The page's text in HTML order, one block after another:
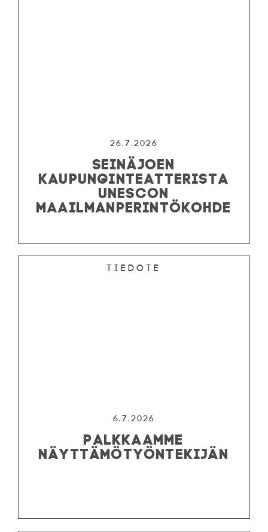
26.7.2026
SEINÄJOEN
KAUPUNGINTEATTERISTA
UNESCON
MAAILMANPERINTÖKOHDE
Tiedote
6.7.2026
PALKKAAMME
NÄYTTÄMÖTYÖNTEKIJÄN